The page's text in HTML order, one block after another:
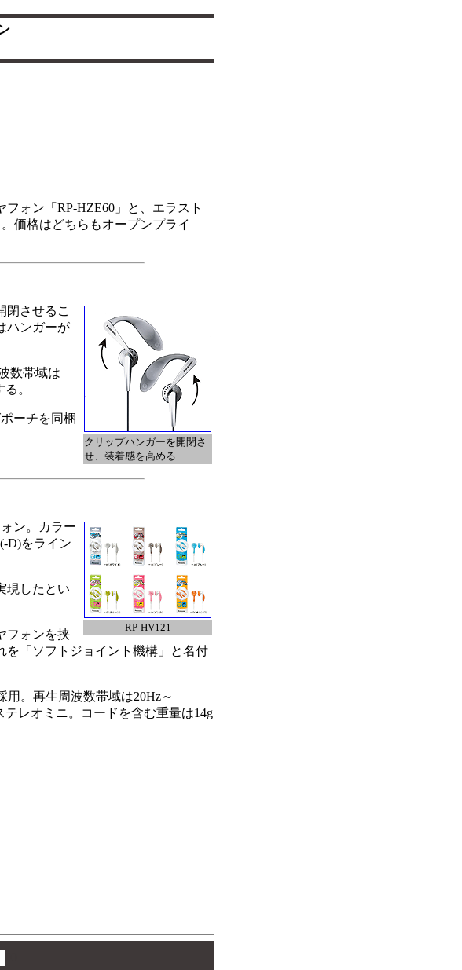
ォン「RP-HZE60」と、エラスト
価格はどちらもオープンプライ
クリップハンガーを開閉さ
せ、装着感を高める
閉させるこ
ハンガーが
数帯域は
。
ーチを同梱
RP-HV121
ン。カラー
D)をライン
現したとい
フォンを挟
を「ソフトジョイント機構」と名付
。再生周波数帯域は20Hz～
レオミニ。コードを含む重量は14g